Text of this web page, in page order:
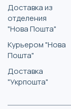
Доставка из
отделения
"Нова Пошта"
Курьером "Нова
Пошта"
Доставка
"Укрпошта"